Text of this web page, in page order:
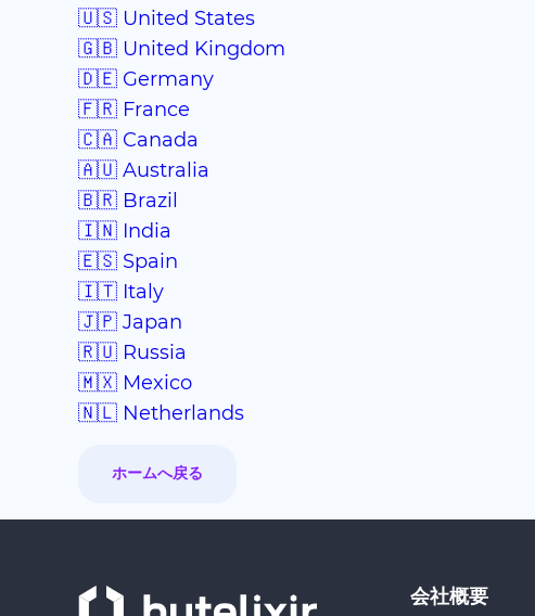
🇺🇸 United States
🇬🇧 United Kingdom
🇩🇪 Germany
🇫🇷 France
🇨🇦 Canada
🇦🇺 Australia
🇧🇷 Brazil
🇮🇳 India
🇪🇸 Spain
🇮🇹 Italy
🇯🇵 Japan
🇷🇺 Russia
🇲🇽 Mexico
🇳🇱 Netherlands
ホームへ戻る
会社概要